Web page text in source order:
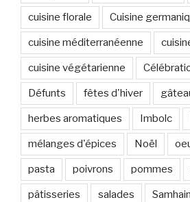
cuisine florale Cuisine
cuisine méditerranéenne
cuisine végétarienne
Défunts fêtes d'hiver
herbes aromatiques Imbolc
mélanges d'épices Noël
pasta poivrons pommes
pâtisseries salades Samhain